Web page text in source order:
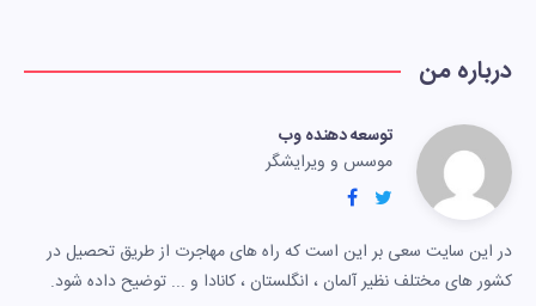
درباره من
توسعه دهنده وب
موسس و ویرایشگر
در این سایت سعی بر این است که راه های مهاجرت از طریق تحصیل در
کشور های مختلف نظیر آلمان ، انگلستان ، کانادا و ... توضیح داده شود.